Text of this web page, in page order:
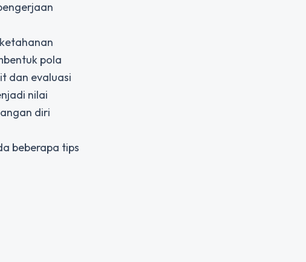
pola
dan evaluasi
nilai
diri
beberapa tips